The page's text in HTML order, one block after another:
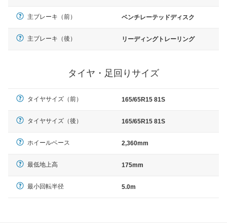
主ブレーキ（前） ベンチレーテッドディスク
主ブレーキ（後） リーディングトレーリング
タイヤ・足回りサイズ
タイヤサイズ（前） 165/65R15 81S
タイヤサイズ（後） 165/65R15 81S
ホイールベース 2,360mm
最低地上高 175mm
最小回転半径 5.0m